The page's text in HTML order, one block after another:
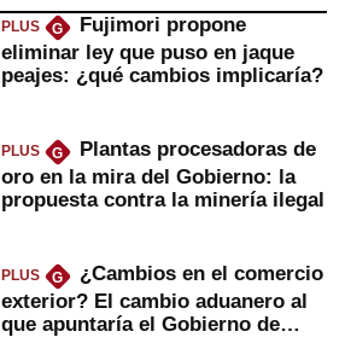
PLUS G
Fujimori propone
eliminar ley que puso en jaque
peajes: ¿qué cambios implicaría?
PLUS G
Plantas procesadoras de
oro en la mira del Gobierno: la
propuesta contra la minería ilegal
PLUS G
¿Cambios en el comercio
exterior? El cambio aduanero al
que apuntaría el Gobierno de